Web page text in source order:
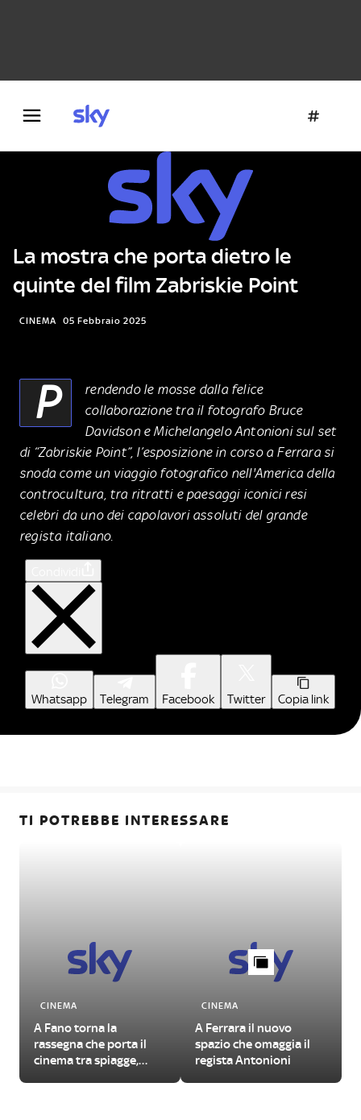
La mostra che porta dietro le
quinte del film Zabriskie Point
CINEMA 05 Febbraio 2025
P
rendendo le mosse dalla felice
collaborazione tra il fotografo Bruce
Davidson e Michelangelo Antonioni sul set
di “Zabriskie Point”, l’esposizione in corso a Ferrara si
snoda come un viaggio fotografico nell'America della
controcultura, tra ritratti e paesaggi iconici resi
celebri da uno dei capolavori assoluti del grande
regista italiano.
Whatsapp Telegram Facebook Twitter Copia link
TI POTREBBE INTERESSARE
CINEMA
A Fano torna la
rassegna che porta il
cinema tra spiagge,
CINEMA
A Ferrara il nuovo
spazio che omaggia il
regista Antonioni